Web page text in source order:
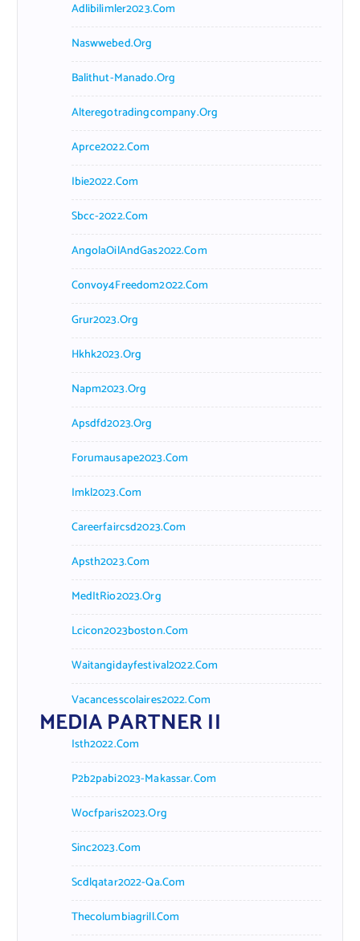
Adlibilimler2023.com
Naswwebed.org
Balithut-Manado.org
Alteregotradingcompany.org
Aprce2022.com
Ibie2022.com
Sbcc-2022.com
AngolaOilAndGas2022.com
Convoy4Freedom2022.com
Grur2023.org
Hkhk2023.org
Napm2023.org
Apsdfd2023.org
Forumausape2023.com
Imkl2023.com
Careerfaircsd2023.com
Apsth2023.com
MedItRio2023.org
Lcicon2023boston.com
Waitangidayfestival2022.com
Vacancesscolaires2022.com
MEDIA PARTNER II
Isth2022.com
P2b2pabi2023-Makassar.com
Wocfparis2023.org
Sinc2023.com
Scdlqatar2022-Qa.com
Thecolumbiagrill.com